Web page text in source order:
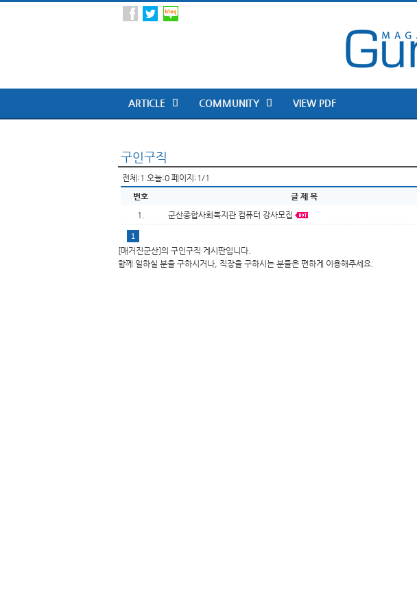
ARTICLE COMMUNITY VIEW PDF
구인구직
전체:1 오늘:0 페이지:1/1
번호
글 제 목
1.
군산종합사회복지관 컴퓨터 강사모집
1
[매거진군산]의 구인구직 게시판입니다.
함께 일하실 분을 구하시거나, 직장을 구하시는 분들은 편하게 이용해주세요.